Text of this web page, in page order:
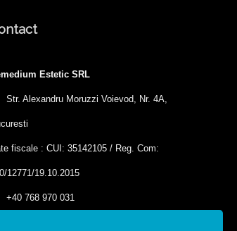
Estetic SRL
Str. Alexandru Moruzzi Voievod, Nr. 4A,
fiscale : CUI: 35142105 / Reg. Com:
12771/19.10.2015
+40 768 970 031